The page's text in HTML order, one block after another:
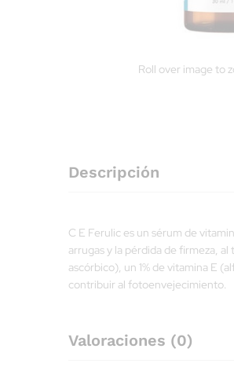
Roll over image to
Descripción
C E Ferulic es un sérum de
arrugas y la pérdida de firmeza,
ascórbico), un 1% de vitamina E
contribuir al fotoenvejecimiento.
Valoraciones (0)